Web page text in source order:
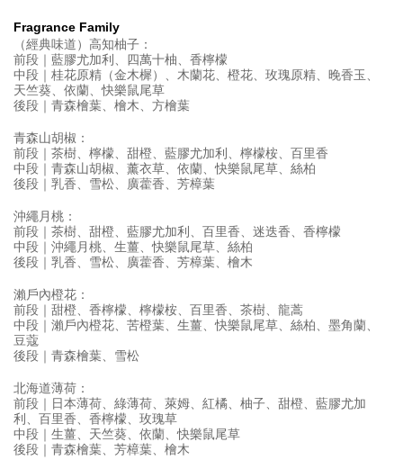
Fragrance Family
（經典味道）高知柚子：
前段｜藍膠尤加利、四萬十柚、香檸檬
中段｜桂花原精（金木樨）、木蘭花、橙花、玫瑰原精、晚香玉、
天竺葵、依蘭、快樂鼠尾草
後段｜青森檜葉、檜木、方檜葉
青森山胡椒：
前段｜茶樹、檸檬、甜橙、藍膠尤加利、檸檬桉、百里香
中段｜青森山胡椒、薰衣草、依蘭、快樂鼠尾草、絲柏
後段｜乳香、雪松、廣藿香、芳樟葉
沖繩月桃：
前段｜茶樹、甜橙、藍膠尤加利、百里香、迷迭香、香檸檬
中段｜沖繩月桃、生薑、快樂鼠尾草、絲柏
後段｜乳香、雪松、廣藿香、芳樟葉、檜木
瀨戶內橙花：
前段｜甜橙、香檸檬、檸檬桉、百里香、茶樹、龍蒿
中段｜瀨戶內橙花、苦橙葉、生薑、快樂鼠尾草、絲柏、墨角蘭、
豆蔻
後段｜青森檜葉、雪松
北海道薄荷：
前段｜日本薄荷、綠薄荷、萊姆、紅橘、柚子、甜橙、藍膠尤加
利、百里香、香檸檬、玫瑰草
中段｜生薑、天竺葵、依蘭、快樂鼠尾草
後段｜青森檜葉、芳樟葉、檜木